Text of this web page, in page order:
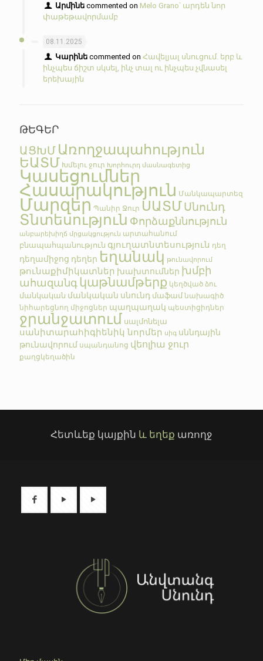
Արմինե commented on Melo Grano՝ արդեն նոր
փաթեթավորմամբ
08.11.2025
Կարինե commented onՀավելյալ սնուցում. երբ և
ինչպես ճիշտ սկսել, ինչ տալ ու ինչպես չվնասել
երեխային
ԹԵԳԵՐ
ԱՑԽՄ Առողջապահություն
ԵԱՏՄ Խմելու ջուր Խորհուրդ մասնագետից
Կասեցումներ
Հասարակություն Մանկապարտեզ
Մարզեր Պանիր Ջուր ՍԱՏՄՍնունդ
Տնտեսություն Փորձաքննություն
անբարեխիղճ մրցակցություն արտահանում
բնապահպանություն գյուղատնտեսություն դեղ
դեղամիջոց դեղեր եղանակ թունավորում
թունաքիմիկատներ խախտումներ խմբի
ահազանգկաթնամթերք կեղծված ձու
մանկական մանկական սնունդ մաֆամ նախագիծ
նիհարեցնող միջոցներ պաղպաղակ պեստիցիդներ
ջրանջատում սալմոնելա
սանիտարահիգիենիկ նորմեր սիգ սննդային
թունավորում սպանդանոց վեոլիա ջուր
քաղցկեղածին
Հետևեք կայքին և եղեք առողջ